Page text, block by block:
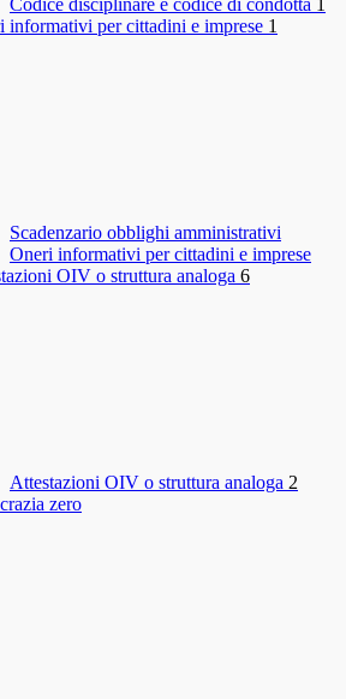
Codice disciplinare e codice di condotta 1
informativi per cittadini e imprese 1
Scadenzario obblighi amministrativi
Oneri informativi per cittadini e imprese
OIV o struttura analoga 6
Attestazioni OIV o struttura analoga 2
zero